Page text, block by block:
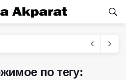
по тегу: